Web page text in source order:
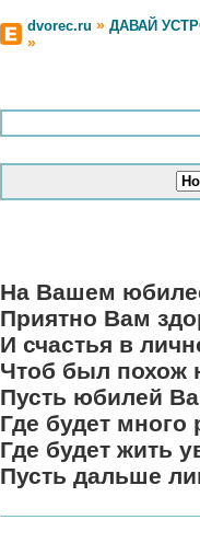
dvorec.ru » ДАВАЙ
»
На Вашем
Приятно Вам
И счастья в
Чтоб был похож
Пусть юбилей
Где будет много
Где будет жить
Пусть дальше